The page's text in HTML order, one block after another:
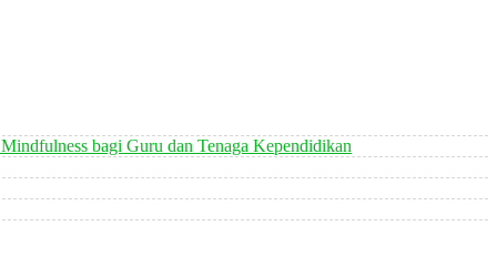
bagi Guru dan Tenaga Kependidikan